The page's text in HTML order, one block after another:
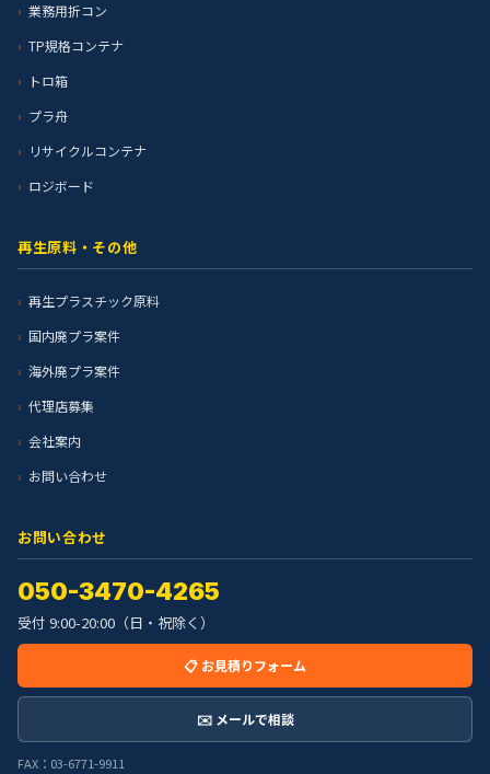
業務用折コン
TP規格コンテナ
トロ箱
プラ舟
リサイクルコンテナ
ロジボード
再生原料・その他
再生プラスチック原料
国内廃プラ案件
海外廃プラ案件
代理店募集
会社案内
お問い合わせ
お問い合わせ
050-3470-4265
受付 9:00-20:00（日・祝除く）
📋 お見積りフォーム
✉️ メールで相談
FAX：03-6771-9911